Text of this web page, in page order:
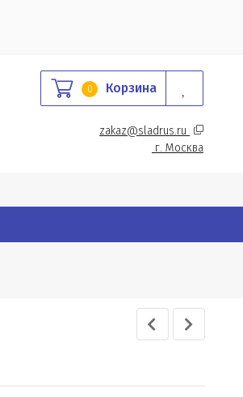
0 Корзина
zakaz@sladrus.ru
г. Москва